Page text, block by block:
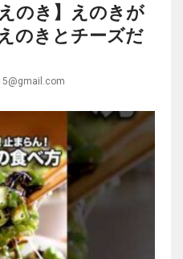
のき】えのきが
のきとチーズだ